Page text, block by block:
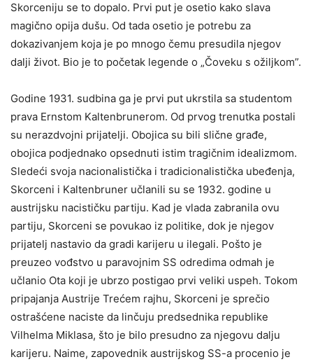
Skorceniju se to dopalo. Prvi put je osetio kako slava
magično opija dušu. Od tada osetio je potrebu za
dokazivanjem koja je po mnogo čemu presudila njegov
dalji život. Bio je to početak legende o „Čoveku s ožiljkom”.
Godine 1931. sudbina ga je prvi put ukrstila sa studentom
prava Ernstom Kaltenbrunerom. Od prvog trenutka postali
su nerazdvojni prijatelji. Obojica su bili slične građe,
obojica podjednako opsednuti istim tragičnim idealizmom.
Sledeći svoja nacionalistička i tradicionalistička ubeđenja,
Skorceni i Kaltenbruner učlanili su se 1932. godine u
austrijsku nacističku partiju. Kad je vlada zabranila ovu
partiju, Skorceni se povukao iz politike, dok je njegov
prijatelj nastavio da gradi karijeru u ilegali. Pošto je
preuzeo vođstvo u paravojnim SS odredima odmah je
učlanio Ota koji je ubrzo postigao prvi veliki uspeh. Tokom
pripajanja Austrije Trećem rajhu, Skorceni je sprečio
ostrašćene naciste da linčuju predsednika republike
Vilhelma Miklasa, što je bilo presudno za njegovu dalju
karijeru. Naime, zapovednik austrijskog SS-a procenio je